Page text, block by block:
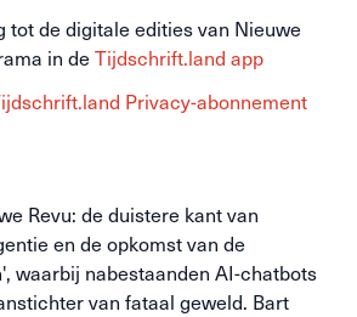
Revu: de duistere kant van
en de opkomst van de
waarbij nabestaanden AI-chatbots
van fataal geweld. Bart
tot de digitale edities van Nieuwe
in de Tijdschrift.land app
Privacy-abonnement